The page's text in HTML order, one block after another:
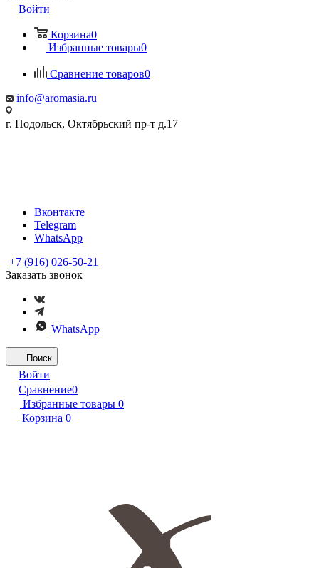
Войти
Корзина0
Избранные товары0
Сравнение товаров0
info@aromasia.ru
г. Подольск, Октябрьский пр-т д.17
Вконтакте
Telegram
WhatsApp
+7 (916) 026-50-21
Заказать звонок
WhatsApp
Поиск
Войти
Сравнение0
Избранные товары 0
Корзина 0